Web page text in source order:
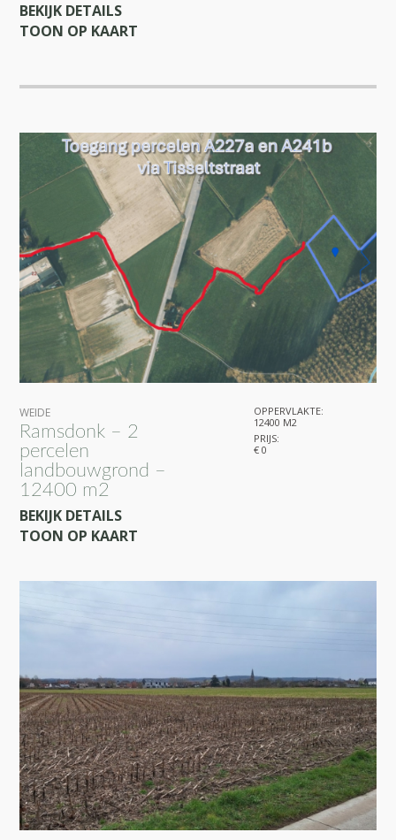
BEKIJK DETAILS
TOON OP KAART
WEIDE
Ramsdonk – 2
percelen
landbouwgrond –
12400 m2
BEKIJK DETAILS
TOON OP KAART
OPPERVLAKTE:
12400 M2
PRIJS:
€ 0